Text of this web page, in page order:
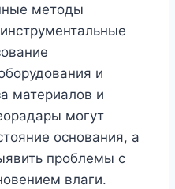
методы
и
материалов и
могут
основания, а
проблемы с
влаги.